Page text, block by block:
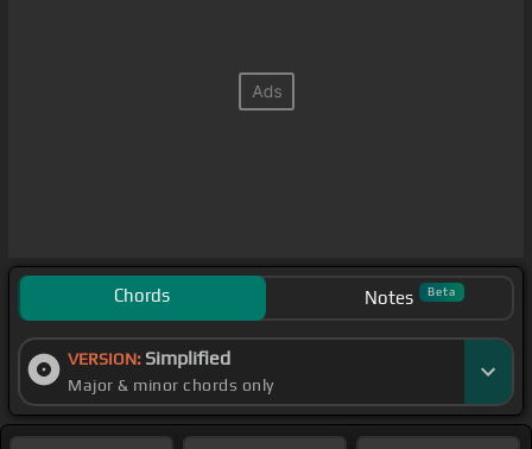
Chords Notes Beta
VERSION: Simplified
Major & minor chords only